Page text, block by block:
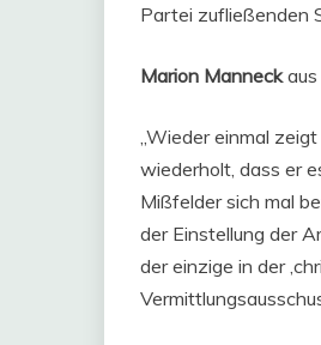
Partei zufließenden
Marion Manneck
„Wieder einmal
wiederholt, dass er
Mißfelder sich mal
der Einstellung der
der einzige in der